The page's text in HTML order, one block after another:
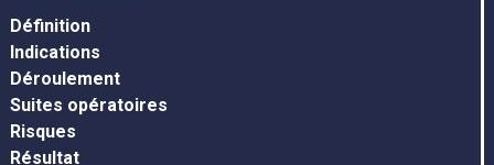
Définition
Indications
Déroulement
Suites opératoires
Risques
Résultat